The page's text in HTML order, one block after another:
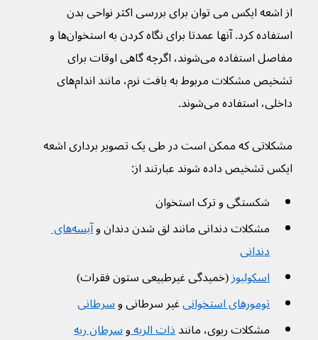
از اشعه ایکس می توان برای بررسی اکثر نواحی بدن
استفاده کرد. آنها عمدتا برای نگاه کردن به استخوان‌ها و
مفاصل استفاده می‌شوند، اگرچه گاهی اوقات برای
تشخیص مشکلات مربوط به بافت نرم، مانند اندام‌های
داخلی، استفاده می‌شوند.
مشکلاتی که ممکن است در طی یک تصویر برداری اشعه
ایکس تشخیص داده شوند عبارتند از:
شکستگی و ترک استخوان
مشکلات دندانی مانند لق شدن دندان و
آبسه‌های
دندانی
اسکولیوز (خمیدگی غیرطبیعی ستون فقرات)
تومورهای استخوانی غیر سرطانی و سرطانی
مشکلات ریوی، مانند ذات الریه و سرطان ریه